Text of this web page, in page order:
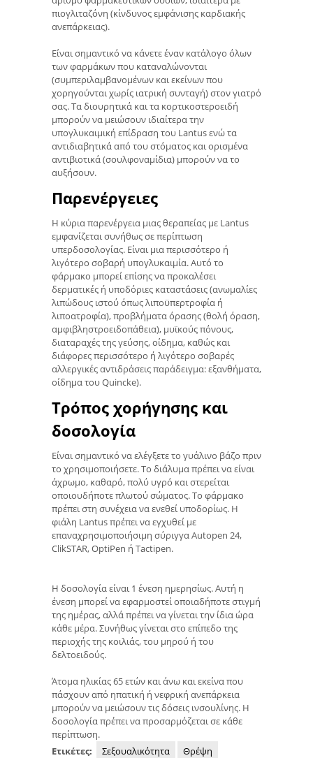
πιογλιταζόνη (κίνδυνος εμφάνισης καρδιακής
ανεπάρκειας).
Είναι σημαντικό να κάνετε έναν κατάλογο όλων
των φαρμάκων που καταναλώνονται
(συμπεριλαμβανομένων και εκείνων που
χορηγούνται χωρίς ιατρική συνταγή) στον γιατρό
σας. Τα διουρητικά και τα κορτικοστεροειδή
μπορούν να μειώσουν ιδιαίτερα την
υπογλυκαιμική επίδραση του Lantus ενώ τα
αντιδιαβητικά από του στόματος και ορισμένα
αντιβιοτικά (σουλφοναμίδια) μπορούν να το
αυξήσουν.
Παρενέργειες
Η κύρια παρενέργεια μιας θεραπείας με Lantus
εμφανίζεται συνήθως σε περίπτωση
υπερδοσολογίας. Είναι μια περισσότερο ή
λιγότερο σοβαρή υπογλυκαιμία. Αυτό το
φάρμακο μπορεί επίσης να προκαλέσει
δερματικές ή υποδόριες καταστάσεις (ανωμαλίες
λιπώδους ιστού όπως λιποϋπερτροφία ή
λιποατροφία), προβλήματα όρασης (θολή όραση,
αμφιβληστροειδοπάθεια), μυϊκούς πόνους,
διαταραχές της γεύσης, οίδημα, καθώς και
διάφορες περισσότερο ή λιγότερο σοβαρές
αλλεργικές αντιδράσεις παράδειγμα: εξανθήματα,
οίδημα του Quincke).
Τρόπος χορήγησης και
δοσολογία
Είναι σημαντικό να ελέγξετε το γυάλινο βάζο πριν
το χρησιμοποιήσετε. Το διάλυμα πρέπει να είναι
άχρωμο, καθαρό, πολύ υγρό και στερείται
οποιουδήποτε πλωτού σώματος. Το φάρμακο
πρέπει στη συνέχεια να ενεθεί υποδορίως. Η
φιάλη Lantus πρέπει να εγχυθεί με
επαναχρησιμοποιήσιμη σύριγγα Autopen 24,
ClikSTAR, OptiPen ή Tactipen.
Η δοσολογία είναι 1 ένεση ημερησίως. Αυτή η
ένεση μπορεί να εφαρμοστεί οποιαδήποτε στιγμή
της ημέρας, αλλά πρέπει να γίνεται την ίδια ώρα
κάθε μέρα. Συνήθως γίνεται στο επίπεδο της
περιοχής της κοιλιάς, του μηρού ή του
δελτοειδούς.
Άτομα ηλικίας 65 ετών και άνω και εκείνα που
πάσχουν από ηπατική ή νεφρική ανεπάρκεια
μπορούν να μειώσουν τις δόσεις ινσουλίνης. Η
δοσολογία πρέπει να προσαρμόζεται σε κάθε
περίπτωση.
Ετικέτες:
Σεξουαλικότητα Θρέψη